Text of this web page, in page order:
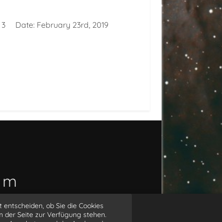
3 Date: February 23rd, 2019
ob Sie die Cookies
der Seite zur Verfügung stehen.